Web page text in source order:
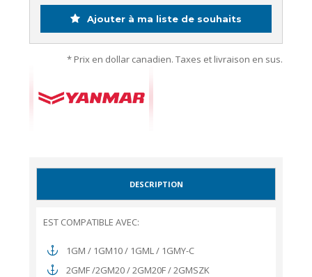
Ajouter à ma liste de souhaits
* Prix en dollar canadien. Taxes et livraison en sus.
DESCRIPTION
EST COMPATIBLE AVEC:
1GM / 1GM10 / 1GML / 1GMY-C
2GMF /2GM20 / 2GM20F / 2GMSZK